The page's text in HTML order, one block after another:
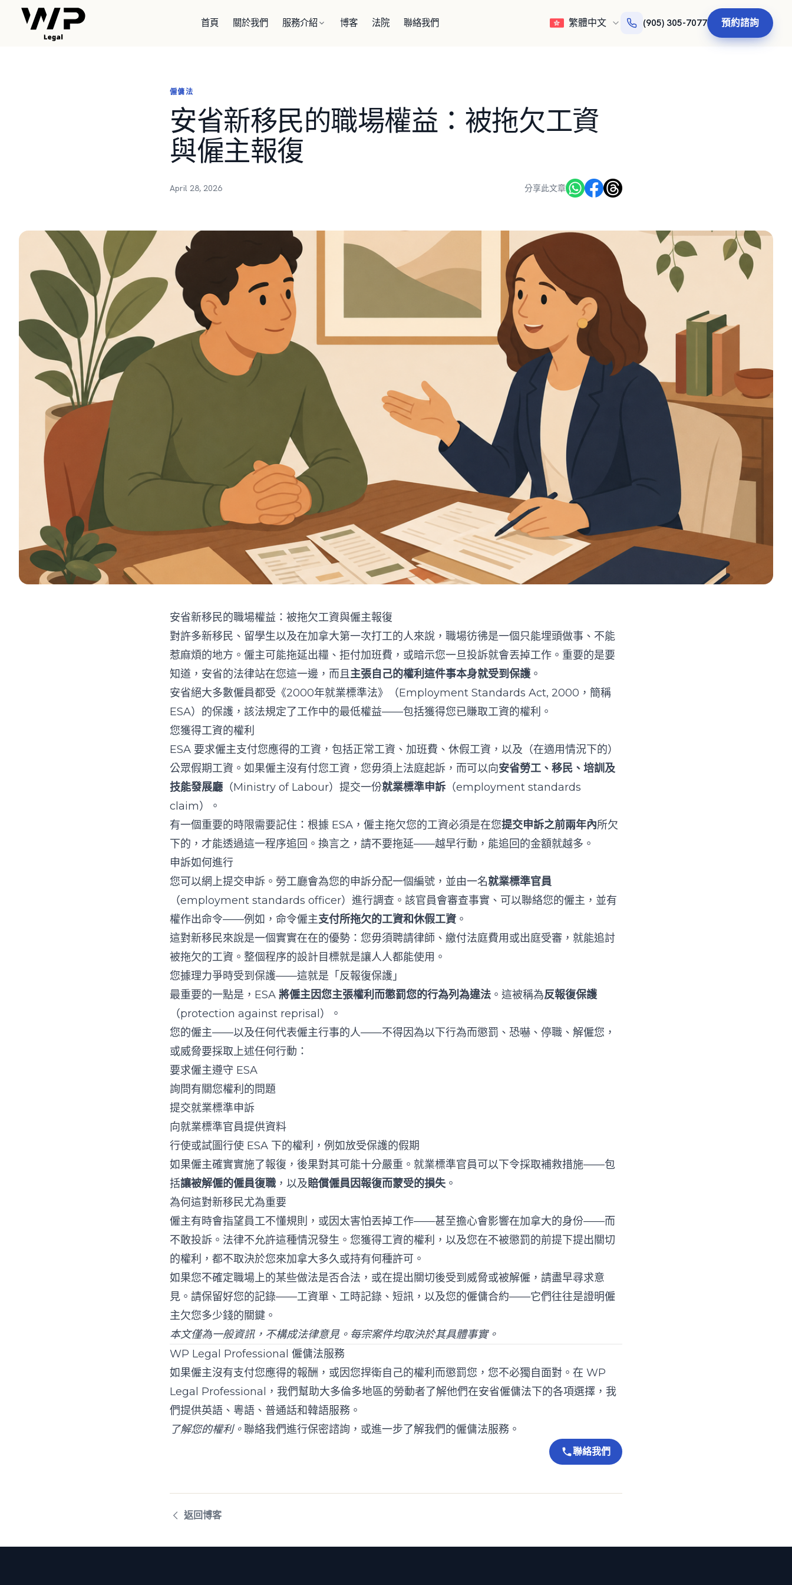
首頁 關於我們 服務介紹 博客 法院 聯絡我們 繁體中文 (905) 305-7077 預約諮詢
僱傭法
安省新移民的職場權益：被拖欠工資
與僱主報復
April 28, 2026 分享此文章
安省新移民的職場權益：被拖欠工資與僱主報復
對許多新移民、留學生以及在加拿大第一次打工的人來說，職場彷彿是一個只能埋頭做事、不能
惹麻煩的地方。僱主可能拖延出糧、拒付加班費，或暗示您一旦投訴就會丟掉工作。重要的是要
知道，安省的法律站在您這一邊，而且主張自己的權利這件事本身就受到保護 。
安省絕大多數僱員都受《2000年就業標準法》（Employment Standards Act, 2000，簡稱
ESA）的保護，該法規定了工作中的最低權益——包括獲得您已賺取工資的權利。
您獲得工資的權利
ESA 要求僱主支付您應得的工資，包括正常工資、加班費、休假工資，以及（在適用情況下的）
公眾假期工資。如果僱主沒有付您工資，您毋須上法庭起訴，而可以向安省勞工、移民、培訓及
技能發展廳 （Ministry of Labour）提交一份就業標準申訴 （employment standards
claim）。
有一個重要的時限需要記住：根據 ESA，僱主拖欠您的工資必須是在您提交申訴之前兩年內所欠
下的，才能透過這一程序追回。換言之，請不要拖延——越早行動，能追回的金額就越多。
申訴如何進行
您可以網上提交申訴。勞工廳會為您的申訴分配一個編號，並由一名就業標準官員
（employment standards officer）進行調查。該官員會審查事實、可以聯絡您的僱主，並有
權作出命令——例如，命令僱主支付所拖欠的工資和休假工資。
這對新移民來說是一個實實在在的優勢：您毋須聘請律師、繳付法庭費用或出庭受審，就能追討
被拖欠的工資。整個程序的設計目標就是讓人人都能使用。
您據理力爭時受到保護——這就是「反報復保護」
最重要的一點是，ESA 將僱主因您主張權利而懲罰您的行為列為違法 。這被稱為反報復保護
（protection against reprisal）。
您的僱主——以及任何代表僱主行事的人——不得因為以下行為而懲罰、恐嚇、停職、解僱您，
或威脅要採取上述任何行動：
要求僱主遵守 ESA
詢問有關您權利的問題
提交就業標準申訴
向就業標準官員提供資料
行使或試圖行使 ESA 下的權利，例如放受保護的假期
如果僱主確實實施了報復，後果對其可能十分嚴重。就業標準官員可以下令採取補救措施——包
括讓被解僱的僱員復職 ，以及賠償僱員因報復而蒙受的損失 。
為何這對新移民尤為重要
僱主有時會指望員工不懂規則，或因太害怕丟掉工作——甚至擔心會影響在加拿大的身份——而
不敢投訴。法律不允許這種情況發生。您獲得工資的權利，以及您在不被懲罰的前提下提出關切
的權利，都不取決於您來加拿大多久或持有何種許可。
如果您不確定職場上的某些做法是否合法，或在提出關切後受到威脅或被解僱，請盡早尋求意
見。請保留好您的記錄——工資單、工時記錄、短訊，以及您的僱傭合約——它們往往是證明僱
主欠您多少錢的關鍵。
本文僅為一般資訊，不構成法律意見。每宗案件均取決於其具體事實。
WP Legal Professional 僱傭法服務
如果僱主沒有支付您應得的報酬，或因您捍衛自己的權利而懲罰您，您不必獨自面對。在 WP
Legal Professional
，我們幫助大多倫多地區的勞動者了解他們在安省僱傭法下的各項選擇，我
們提供英語、粵語、普通話和韓語服務。
了解您的權利。聯絡我們進行保密諮詢，或進一步了解我們的僱傭法服務 。
聯絡我們
返回博客